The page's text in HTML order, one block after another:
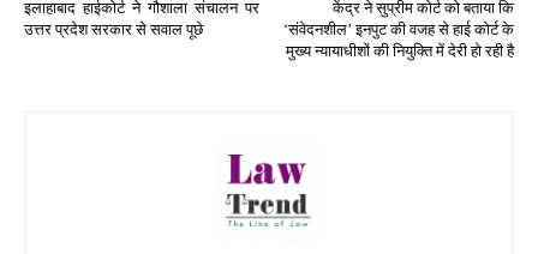
इलाहाबाद हाईकोर्ट ने गौशाला संचालन पर
उत्तर प्रदेश सरकार से सवाल पूछे
केंद्र ने सुप्रीम कोर्ट को बताया कि
‘संवेदनशील’ इनपुट की वजह से हाई कोर्ट के
मुख्य न्यायाधीशों की नियुक्ति में देरी हो रही है